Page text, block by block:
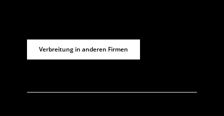
Verbreitung in anderen Firmen